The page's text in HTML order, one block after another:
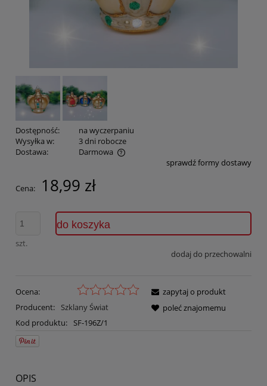
Dostępność:
na wyczerpaniu
Wysyłka w:
3 dni robocze
Dostawa:
Darmowa
Cena nie zawiera ewentualnych kosztów płatnościsprawdź formy dostawy
Cena: 18,99 zł
szt.
do koszyka
dodaj do przechowalni
Ocena:
Producent:
Szklany Świat
Kod produktu: SF-196Z/1
zapytaj o produkt
poleć znajomemu
OPIS